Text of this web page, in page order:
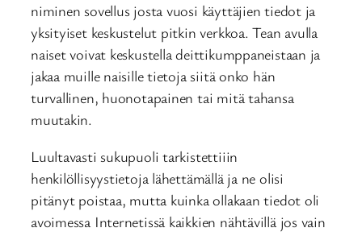
niminen sovellus josta vuosi käyttäjien tiedot ja
yksityiset keskustelut pitkin verkkoa. Tean avulla
naiset voivat keskustella deittikumppaneistaan ja
jakaa muille naisille tietoja siitä onko hän
turvallinen, huonotapainen tai mitä tahansa
muutakin.
Luultavasti sukupuoli tarkistettiiin
henkilöllisyystietoja lähettämällä ja ne olisi
pitänyt poistaa, mutta kuinka ollakaan tiedot oli
avoimessa Internetissä kaikkien nähtävillä jos vain